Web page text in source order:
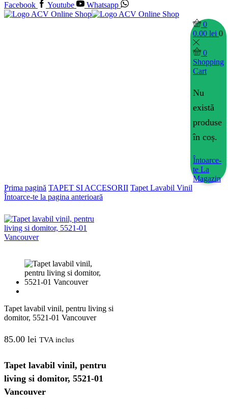
Facebook
Youtube Whatsapp
0
0.00 lei 0
0
Shopping
Cart
Nu
există
produse
în coș.
Întoarce-
te La
Magazin
Prima pagină TAPET SI ACCESORII Tapet Lavabil Vinil
Întoarce-te la pagina anterioară
Tapet lavabil vinil, pentru living si
domitor, 5521-01 Vancouver
85.00 lei TVA inclus
Tapet lavabil vinil, pentru
living si domitor, 5521-01
Vancouver